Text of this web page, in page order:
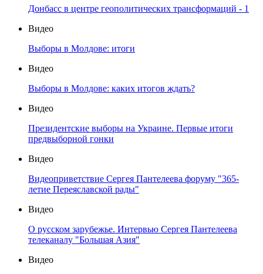
Донбасс в центре геополитических трансформаций - 1
Видео
Выборы в Молдове: итоги
Видео
Выборы в Молдове: каких итогов ждать?
Видео
Президентские выборы на Украине. Первые итоги
предвыборной гонки
Видео
Видеоприветствие Сергея Пантелеева форуму "365-
летие Переяславской рады"
Видео
О русском зарубежье. Интервью Сергея Пантелеева
телеканалу "Большая Азия"
Видео